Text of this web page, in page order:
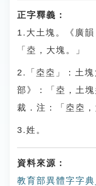
正字釋義：
1.大土塊。《廣韻
「坴，大塊。」
2.「坴坴」：土
部》：「坴，土
裁．注：「坴坴，
3.姓。
資料來源：
教育部異體字字典